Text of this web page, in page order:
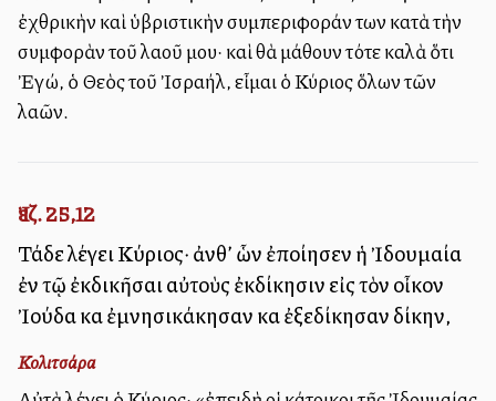
ἐχθρικὴν καὶ ὑβριστικὴν συμπεριφοράν των κατὰ τὴν
συμφορὰν τοῦ λαοῦ μου· καὶ θὰ μάθουν τότε καλὰ ὅτι
Ἐγώ, ὁ Θεὸς τοῦ Ἰσραήλ, εἶμαι ὁ Κύριος ὅλων τῶν
λαῶν.
Ἰεζ. 25,12
Τάδε λέγει Κύριος· ἀνθ’ ὧν ἐποίησεν ἡ Ἰδουμαία
ἐν τῷ ἐκδικῆσαι αὐτοὺς ἐκδίκησιν εἰς τὸν οἶκον
Ἰούδα καὶ ἐμνησικάκησαν καὶ ἐξεδίκησαν δίκην,
Κολιτσάρα